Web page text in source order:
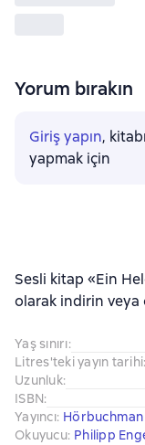
Yorum bırakın
Giriş yapın,
yapmak için
Sesli kitap «Ein
olarak indirin veya
Yaş sınırı:
Litres'teki yayın tarihi:
Uzunluk:
ISBN:
Yayıncı:
Okuyucu: Philipp